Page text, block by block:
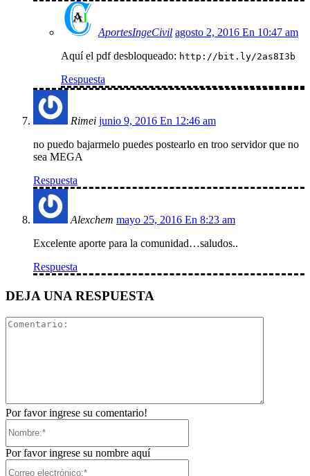
AportesIngeCivil agosto 2, 2016 En 10:47 am
Aquí el pdf desbloqueado: http://bit.ly/2as8I3b
Respuesta
Rimei junio 9, 2016 En 12:46 am
no puedo bajarmelo puedes postearlo en troo servidor que no
sea MEGA
Respuesta
Alexchem mayo 25, 2016 En 8:23 am
Excelente aporte para la comunidad…saludos..
Respuesta
DEJA UNA RESPUESTA
Por favor ingrese su comentario!
Por favor ingrese su nombre aquí